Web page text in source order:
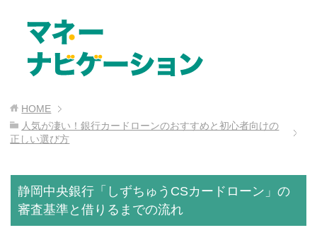
HOME
人気が凄い！銀行カードローンのおすすめと初心者向けの
正しい選び方
静岡中央銀行「しずちゅうCSカードローン」の
審査基準と借りるまでの流れ